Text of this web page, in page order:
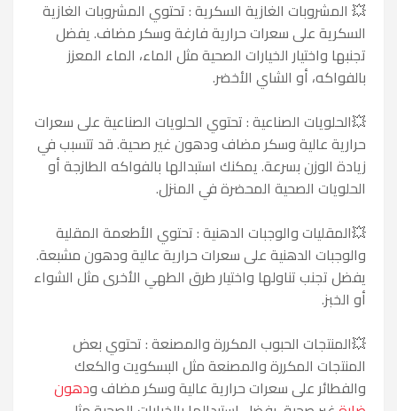
💥 المشروبات الغازية السكرية : تحتوي المشروبات الغازية
السكرية على سعرات حرارية فارغة وسكر مضاف. يفضل
تجنبها واختيار الخيارات الصحية مثل الماء، الماء المعزز
بالفواكه، أو الشاي الأخضر.
💥الحلويات الصناعية : تحتوي الحلويات الصناعية على سعرات
حرارية عالية وسكر مضاف ودهون غير صحية. قد تتسبب في
زيادة الوزن بسرعة. يمكنك استبدالها بالفواكه الطازجة أو
الحلويات الصحية المحضرة في المنزل.
💥المقليات والوجبات الدهنية : تحتوي الأطعمة المقلية
والوجبات الدهنية على سعرات حرارية عالية ودهون مشبعة.
يفضل تجنب تناولها واختيار طرق الطهي الأخرى مثل الشواء
أو الخبز.
💥المنتجات الحبوب المكررة والمصنعة : تحتوي بعض
المنتجات المكررة والمصنعة مثل البسكويت والكعك
والفطائر على سعرات حرارية عالية وسكر مضاف ودهون